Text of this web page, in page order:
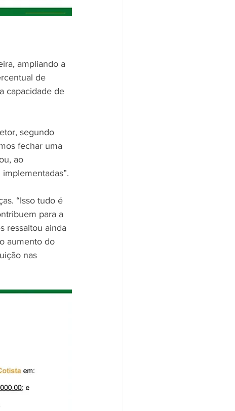
ampliando a
de
capacidade de
segundo
fechar uma
ao
“Isso tudo é
para a
ressaltou ainda
aumento do
nas